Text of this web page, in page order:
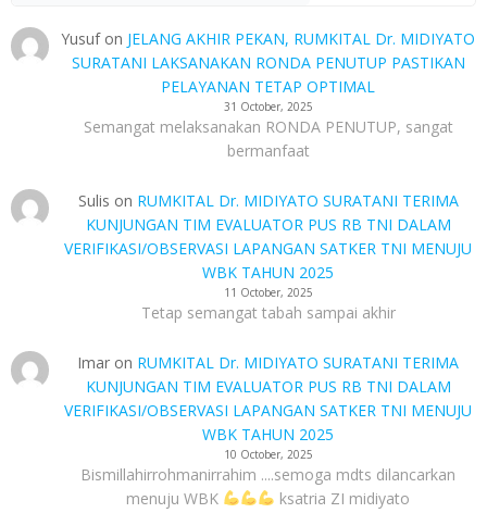
Yusufon JELANG AKHIR PEKAN, RUMKITAL Dr. MIDIYATO
SURATANI LAKSANAKAN RONDA PENUTUP PASTIKAN
PELAYANAN TETAP OPTIMAL
31 October, 2025
Semangat melaksanakan RONDA PENUTUP, sangat
bermanfaat
Sulis on RUMKITAL Dr. MIDIYATO SURATANI TERIMA
KUNJUNGAN TIM EVALUATOR PUS RB TNI DALAM
VERIFIKASI/OBSERVASI LAPANGAN SATKER TNI MENUJU
WBK TAHUN 2025
11 October, 2025
Tetap semangat tabah sampai akhir
Imar on RUMKITAL Dr. MIDIYATO SURATANI TERIMA
KUNJUNGAN TIM EVALUATOR PUS RB TNI DALAM
VERIFIKASI/OBSERVASI LAPANGAN SATKER TNI MENUJU
WBK TAHUN 2025
10 October, 2025
Bismillahirrohmanirrahim ....semoga mdts dilancarkan
menuju WBK
ksatria ZI midiyato